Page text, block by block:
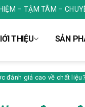
– TẬM TÂM –
THIỆU SẢN
đánh giá cao về chất liệu?